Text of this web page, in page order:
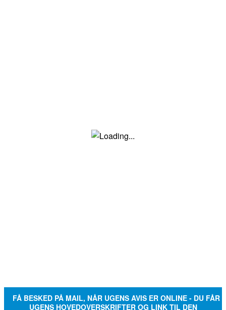
FÅ BESKED PÅ MAIL, NÅR UGENS AVIS ER ONLINE - DU FÅR
UGENS HOVEDOVERSKRIFTER OG LINK TIL DEN